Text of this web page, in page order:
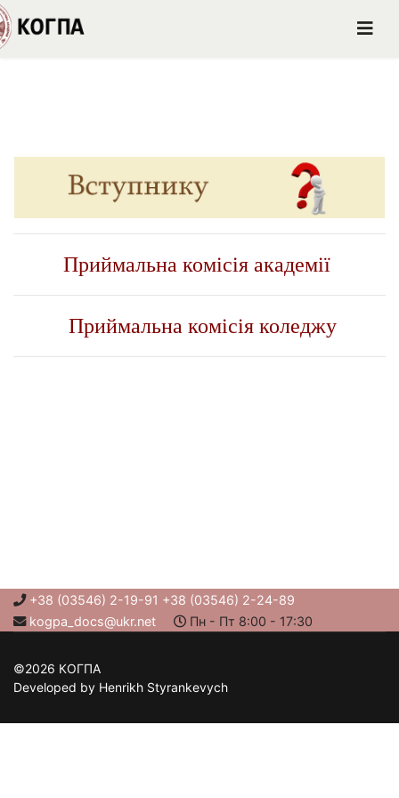
Приймальна комісія академії
Приймальна комісія коледжу
+38 (03546) 2-19-91 +38 (03546) 2-24-89
kogpa_docs@ukr.net
Пн - Пт 8:00 - 17:30
©2026 КОГПА
Developed by Henrikh Styrankevych